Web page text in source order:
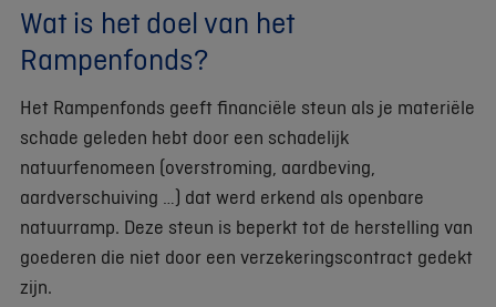
Wat is het doel van het
Rampenfonds?
Het Rampenfonds geeft financiële steun als je materiële
schade geleden hebt door een schadelijk
natuurfenomeen (overstroming, aardbeving,
aardverschuiving …) dat werd erkend als openbare
natuurramp. Deze steun is beperkt tot de herstelling van
goederen die niet door een verzekeringscontract gedekt
zijn.